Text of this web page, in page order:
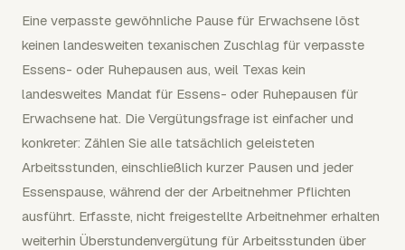
Eine verpasste gewöhnliche Pause für Erwachsene löst
keinen landesweiten texanischen Zuschlag für verpasste
Essens- oder Ruhepausen aus, weil Texas kein
landesweites Mandat für Essens- oder Ruhepausen für
Erwachsene hat. Die Vergütungsfrage ist einfacher und
konkreter: Zählen Sie alle tatsächlich geleisteten
Arbeitsstunden, einschließlich kurzer Pausen und jeder
Essenspause, während der der Arbeitnehmer Pflichten
ausführt. Erfasste, nicht freigestellte Arbeitnehmer erhalten
weiterhin Überstundenvergütung für Arbeitsstunden über